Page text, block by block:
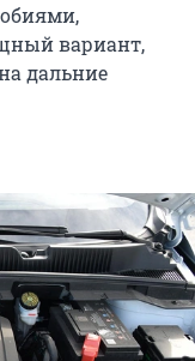
вариант,
дальние